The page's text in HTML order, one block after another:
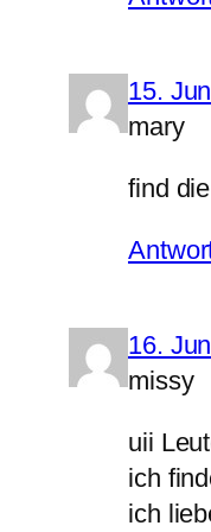
15.
mary
find
16.
missy
uii
ich
ich